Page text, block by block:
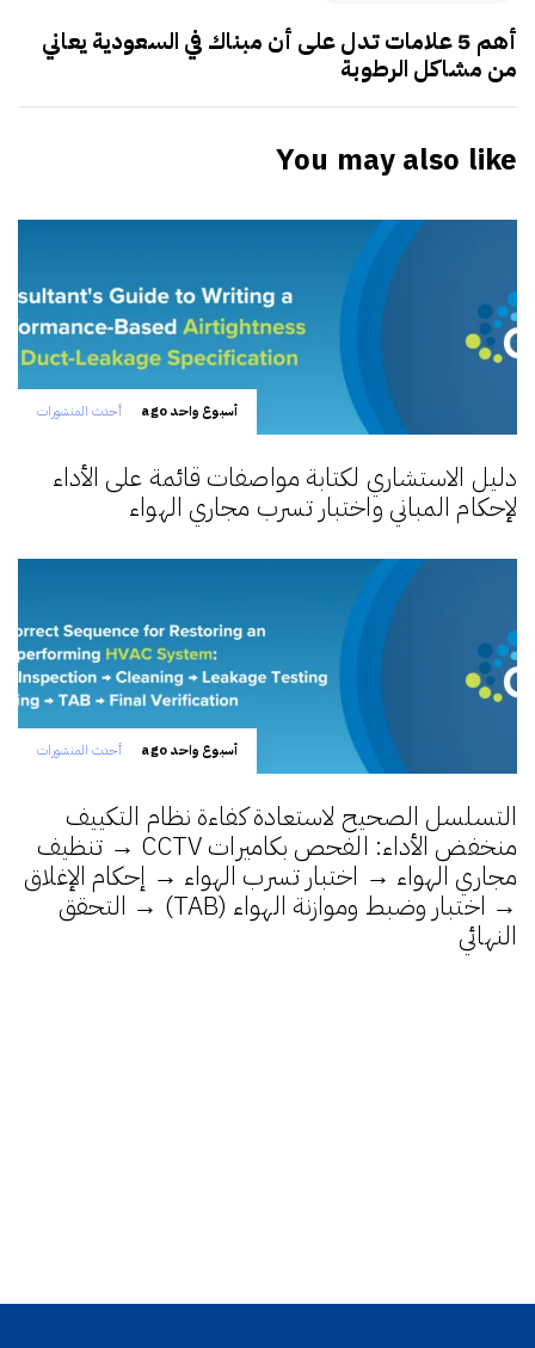
أهم 5 علامات تدل على أن مبناك في السعودية يعاني
من مشاكل الرطوبة
You may also like
أسبوع واحد ago أحدث المنشورات
دليل الاستشاري لكتابة مواصفات قائمة على الأداء
لإحكام المباني واختبار تسرب مجاري الهواء
أسبوع واحد ago أحدث المنشورات
التسلسل الصحيح لاستعادة كفاءة نظام التكييف
منخفض الأداء: الفحص بكاميرات CCTV → تنظيف
مجاري الهواء → اختبار تسرب الهواء → إحكام الإغلاق
→ اختبار وضبط وموازنة الهواء (TAB) → التحقق
النهائي